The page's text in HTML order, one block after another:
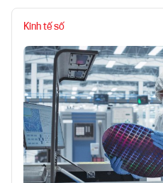
Kinh tế số